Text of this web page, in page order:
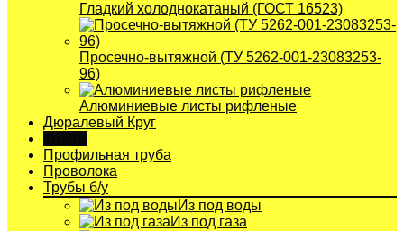
Гладкий холоднокатаный (ГОСТ 16523)
Просечно-вытяжной (ТУ 5262-001-23083253-
96)
Алюминиевые листы рифленые
Дюралевый Круг
Профильная труба
Проволока
Трубы б/у
Из под воды
Из под газа